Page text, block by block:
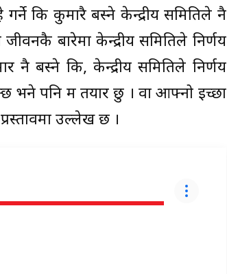
कि कुमारै बस्ने केन्द्रीय समितिले नै
बारेमा केन्द्रीय समितिले निर्णय
नै बस्ने कि, केन्द्रीय समितिले निर्णय
भने पनि म तयार छु । वा आफ्नो इच्छा
उल्लेख छ ।